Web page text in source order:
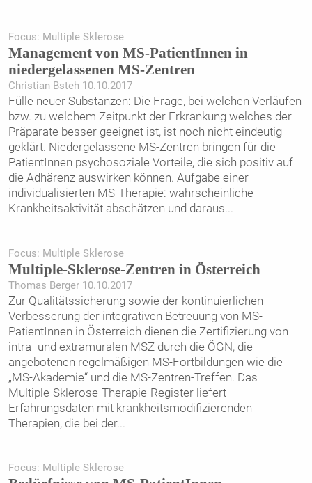
Focus: Multiple Sklerose
Management von MS-PatientInnen in
niedergelassenen MS-Zentren
Christian Bsteh 10.10.2017
Fülle neuer Substanzen: Die Frage, bei welchen Verläufen
bzw. zu welchem Zeitpunkt der Erkrankung welches der
Präparate besser geeignet ist, ist noch nicht eindeutig
geklärt. Niedergelassene MS-Zentren bringen für die
PatientInnen psychosoziale Vorteile, die sich positiv auf
die Adhärenz auswirken können. Aufgabe einer
individualisierten MS-Therapie: wahrscheinliche
Krankheitsaktivität abschätzen und daraus...
Focus: Multiple Sklerose
Multiple-Sklerose-Zentren in Österreich
Thomas Berger 10.10.2017
Zur Qualitätssicherung sowie der kontinuierlichen
Verbesserung der integrativen Betreuung von MS-
PatientInnen in Österreich dienen die Zertifizierung von
intra- und extramuralen MSZ durch die ÖGN, die
angebotenen regelmäßigen MS-Fortbildungen wie die
„MS-Akademie“ und die MS-Zentren-Treffen. Das
Multiple-Sklerose-Therapie-Register liefert
Erfahrungsdaten mit krankheitsmodifizierenden
Therapien, die bei der...
Focus: Multiple Sklerose